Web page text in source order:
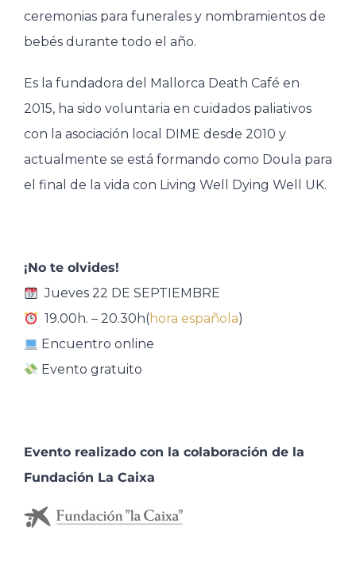
ceremonias para funerales y nombramientos de
bebés durante todo el año.
Es la fundadora del Mallorca Death Café en
2015, ha sido voluntaria en cuidados paliativos
con la asociación local DIME desde 2010 y
actualmente se está formando como Doula para
el final de la vida con Living Well Dying Well UK.
¡No te olvides!
Jueves 22 DE SEPTIEMBRE
19.00h. – 20.30h(hora española)
Encuentro online
Evento gratuito
Evento realizado con la colaboración de la
Fundación La Caixa